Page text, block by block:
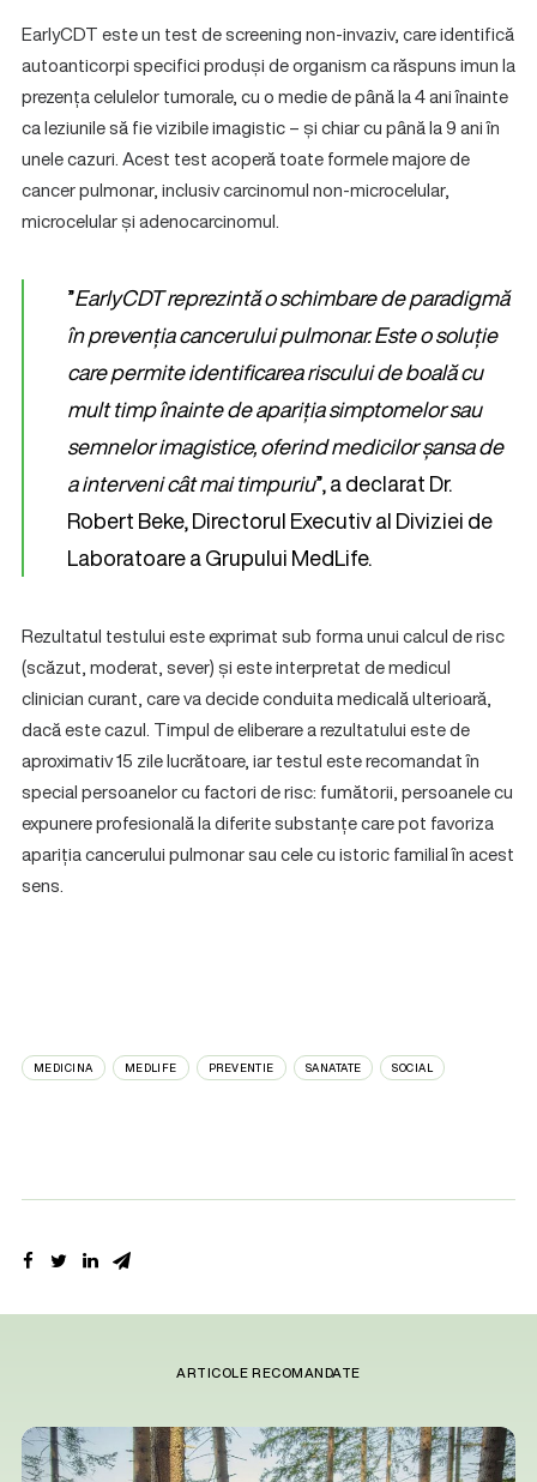
EarlyCDT este un test de screening non-invaziv, care identifică
autoanticorpi specifici produși de organism ca răspuns imun la
prezența celulelor tumorale, cu o medie de până la 4 ani înainte
ca leziunile să fie vizibile imagistic – și chiar cu până la 9 ani în
unele cazuri. Acest test acoperă toate formele majore de
cancer pulmonar, inclusiv carcinomul non-microcelular,
microcelular și adenocarcinomul.
”EarlyCDT reprezintă o schimbare de paradigmă
în prevenția cancerului pulmonar. Este o soluție
care permite identificarea riscului de boală cu
mult timp înainte de apariția simptomelor sau
semnelor imagistice, oferind medicilor șansa de
a interveni cât mai timpuriu”, a declarat Dr.
Robert Beke, Directorul Executiv al Diviziei de
Laboratoare a Grupului MedLife.
Rezultatul testului este exprimat sub forma unui calcul de risc
(scăzut, moderat, sever) și este interpretat de medicul
clinician curant, care va decide conduita medicală ulterioară,
dacă este cazul. Timpul de eliberare a rezultatului este de
aproximativ 15 zile lucrătoare, iar testul este recomandat în
special persoanelor cu factori de risc: fumătorii, persoanele cu
expunere profesională la diferite substanțe care pot favoriza
apariția cancerului pulmonar sau cele cu istoric familial în acest
sens.
MEDICINA MEDLIFE PREVENTIE SANATATE SOCIAL
ARTICOLE RECOMANDATE